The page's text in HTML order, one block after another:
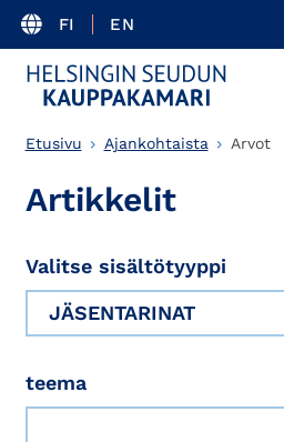
FI EN
Etusivu Ajankohtaista Arvot
Artikkelit
Valitse sisältötyyppi
teema